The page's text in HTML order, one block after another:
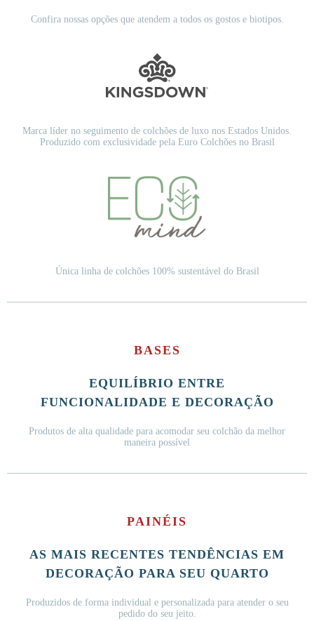
Confira nossas opções que atendem a todos os gostos e biotipos.
Marca líder no seguimento de colchões de luxo nos Estados Unidos.
Produzido com exclusividade pela Euro Colchões no Brasil
Única linha de colchões 100% sustentável do Brasil
BASES
EQUILÍBRIO ENTRE
FUNCIONALIDADE E DECORAÇÃO
Produtos de alta qualidade para acomodar seu colchão da melhor
maneira possível
PAINÉIS
AS MAIS RECENTES TENDÊNCIAS EM
DECORAÇÃO PARA SEU QUARTO
Produzidos de forma individual e personalizada para atender o seu
pedido do seu jeito.